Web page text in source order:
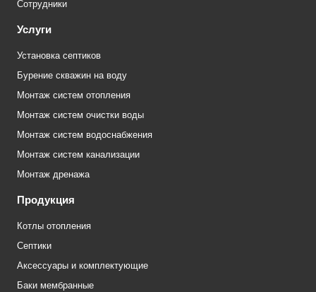
Сотрудники
Услуги
Установка септиков
Бурение скважин на воду
Монтаж систем отопления
Монтаж систем очистки воды
Монтаж систем водоснабжения
Монтаж систем канализации
Монтаж дренажа
Продукция
Котлы отопления
Септики
Аксессуары и комплектующие
Баки мембранные